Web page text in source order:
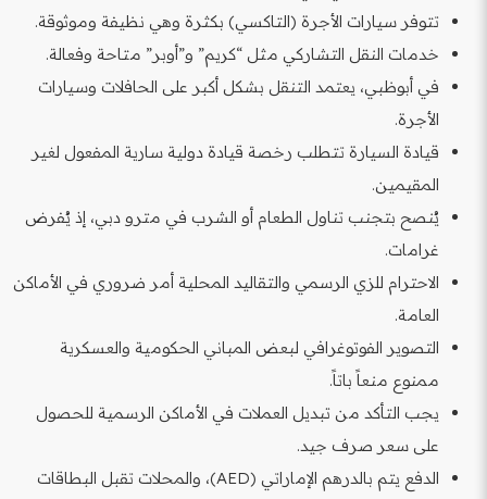
تتوفر سيارات الأجرة (التاكسي) بكثرة وهي نظيفة وموثوقة.
خدمات النقل التشاركي مثل “كريم” و”أوبر” متاحة وفعالة.
في أبوظبي، يعتمد التنقل بشكل أكبر على الحافلات وسيارات
الأجرة.
قيادة السيارة تتطلب رخصة قيادة دولية سارية المفعول لغير
المقيمين.
يُنصح بتجنب تناول الطعام أو الشرب في مترو دبي، إذ يُفرض
غرامات.
الاحترام للزي الرسمي والتقاليد المحلية أمر ضروري في الأماكن
العامة.
التصوير الفوتوغرافي لبعض المباني الحكومية والعسكرية
ممنوع منعاً باتاً.
يجب التأكد من تبديل العملات في الأماكن الرسمية للحصول
على سعر صرف جيد.
الدفع يتم بالدرهم الإماراتي (AED)، والمحلات تقبل البطاقات